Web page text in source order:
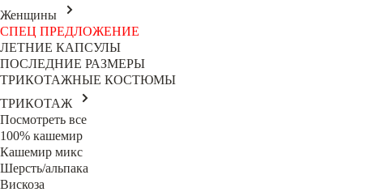
Женщины
СПЕЦ ПРЕДЛОЖЕНИЕ
ЛЕТНИЕ КАПСУЛЫ
ПОСЛЕДНИЕ РАЗМЕРЫ
ТРИКОТАЖНЫЕ КОСТЮМЫ
ТРИКОТАЖ
Посмотреть все
100% кашемир
Кашемир микс
Шерсть/альпака
Вискоза